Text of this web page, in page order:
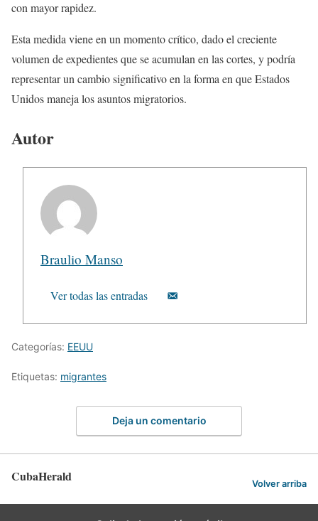
con mayor rapidez.
Esta medida viene en un momento crítico, dado el creciente
volumen de expedientes que se acumulan en las cortes, y podría
representar un cambio significativo en la forma en que Estados
Unidos maneja los asuntos migratorios.
Autor
Braulio Manso
Ver todas las entradas
Categorías: EEUU
Etiquetas: migrantes
Deja un comentario
CubaHerald Volver arriba